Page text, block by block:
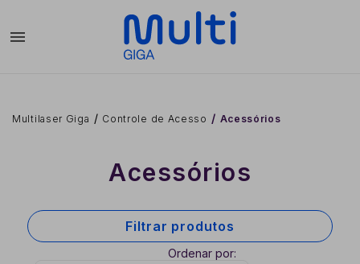
menu
Multilaser Giga Controle de Acesso Acessórios
Acessórios
Filtrar produtos
Ordenar por: